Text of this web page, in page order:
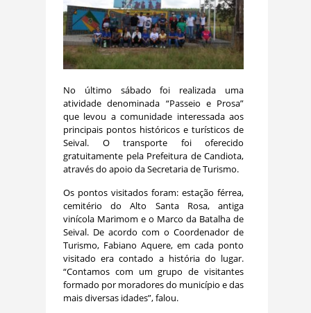
No último sábado foi realizada uma
atividade denominada “Passeio e Prosa”
que levou a comunidade interessada aos
principais pontos históricos e turísticos de
Seival. O transporte foi oferecido
gratuitamente pela Prefeitura de Candiota,
através do apoio da Secretaria de Turismo.
Os pontos visitados foram: estação férrea,
cemitério do Alto Santa Rosa, antiga
vinícola Marimom e o Marco da Batalha de
Seival. De acordo com o Coordenador de
Turismo, Fabiano Aquere, em cada ponto
visitado era contado a história do lugar.
“Contamos com um grupo de visitantes
formado por moradores do município e das
mais diversas idades”, falou.